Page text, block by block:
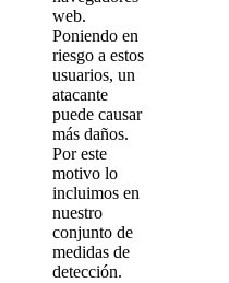
web.
Poniendo en
riesgo a estos
usuarios, un
atacante
puede causar
más daños.
Por este
motivo lo
incluimos en
nuestro
conjunto de
medidas de
detección.